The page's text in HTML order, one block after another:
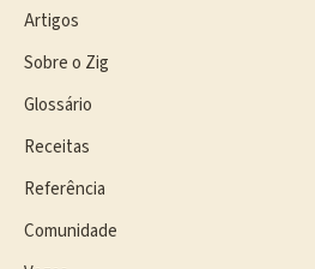
Artigos
Sobre o Zig
Glossário
Receitas
Referência
Comunidade